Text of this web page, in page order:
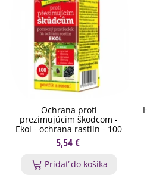
Ochrana proti
prezimujúcim škodcom -
Ekol - ochrana rastlín - 100
ml
5,54 €
Pridať do košíka